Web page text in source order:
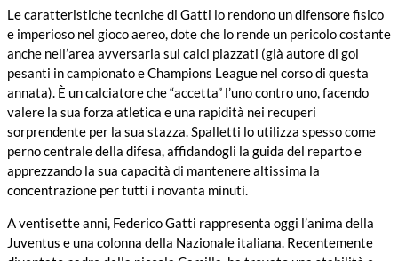
Le caratteristiche tecniche di Gatti lo rendono un difensore fisico
e imperioso nel gioco aereo, dote che lo rende un pericolo costante
anche nell’area avversaria sui calci piazzati (già autore di gol
pesanti in campionato e Champions League nel corso di questa
annata). È un calciatore che “accetta” l’uno contro uno, facendo
valere la sua forza atletica e una rapidità nei recuperi
sorprendente per la sua stazza. Spalletti lo utilizza spesso come
perno centrale della difesa, affidandogli la guida del reparto e
apprezzando la sua capacità di mantenere altissima la
concentrazione per tutti i novanta minuti.
A ventisette anni, Federico Gatti rappresenta oggi l’anima della
Juventus e una colonna della Nazionale italiana. Recentemente